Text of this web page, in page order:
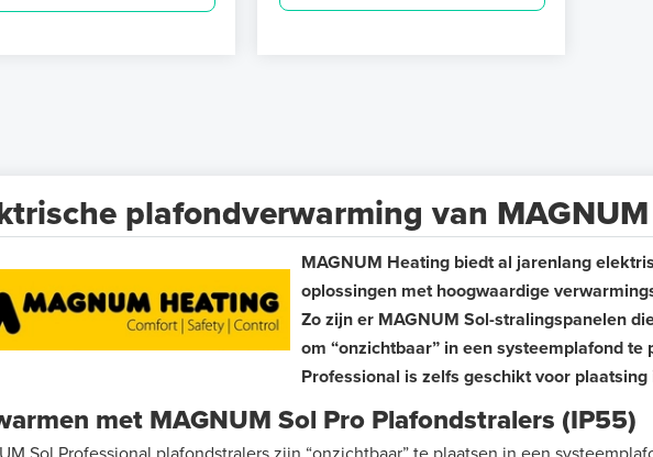
plafondverwarming van
MAGNUM Heating biedt al jarenlang
oplossingen met hoogwaardige
Zo zijn er MAGNUM Sol-stralingspanelen
om “onzichtbaar” in een systeemplafond te
Professional is zelfs geschikt voor
met MAGNUM Sol Pro Plafondstralers (IP55)